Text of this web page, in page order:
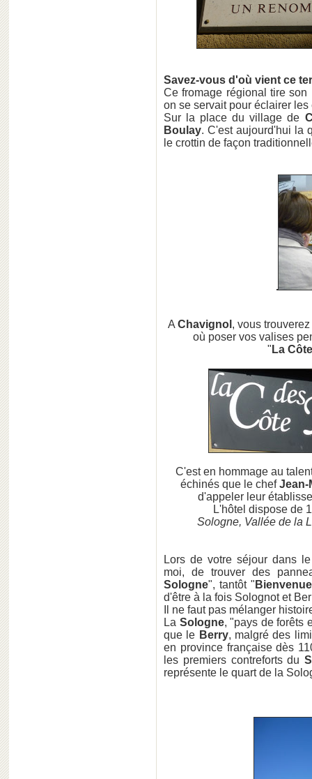
Savez-vous d'où vient ce
Ce fromage régional tire
on se servait pour éclairer
Sur la place du village de
Boulay. C'est aujourd'hui la
le crottin de façon
A Chavignol , vous
où poser vos valises
" La
C'est en hommage au
échinés que le chefJean-
d'appeler leur
L'hôtel dispose de
Sologne, Vallée de la
Lors de votre séjour dans
moi, de trouver des
Sologne", tantôt "
d'être à la fois Solognot et
Il ne faut pas mélanger
La Sologne, "pays de forêts
que le Berry, malgré des
en province française dès
les premiers contreforts du
représente le quart de la